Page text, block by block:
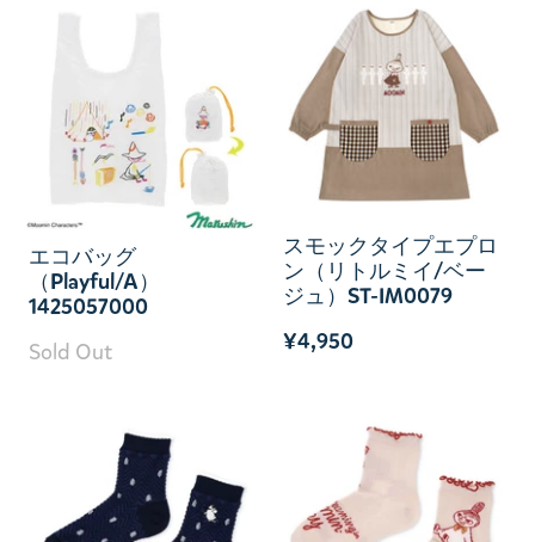
エコバッグ
（Playful/A）
1425057000
Sold Out
スモックタイプエプロ
ン（リトルミイ/ベー
ジュ）ST-IM0079
¥4,950